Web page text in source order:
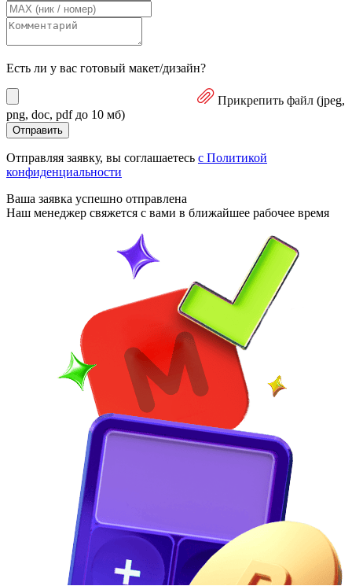
Есть ли у вас готовый макет/дизайн?
Прикрепить файл (jpeg,
png, doc, pdf до 10 мб)
Отправить
Отправляя заявку, вы соглашаетесь с Политикой
конфиденциальности
Ваша заявка успешно отправлена
Наш менеджер свяжется с вами в ближайшее рабочее время